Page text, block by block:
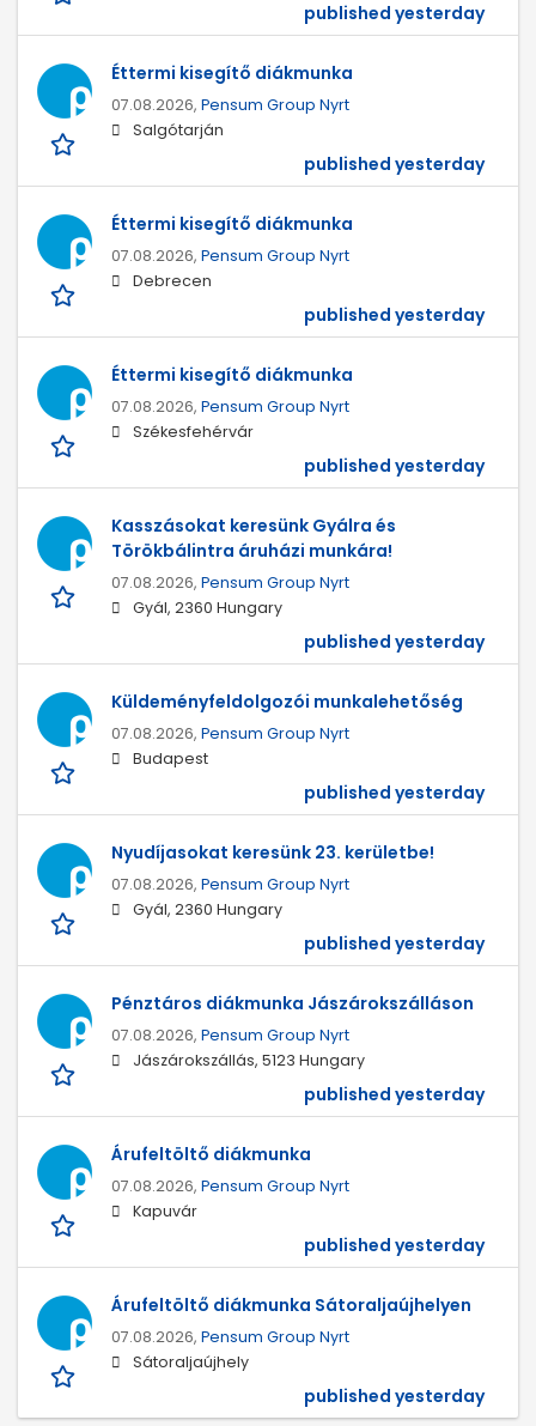
published yesterday
Éttermi kisegítő diákmunka
07.08.2026, Pensum Group Nyrt
Salgótarján
published yesterday
Éttermi kisegítő diákmunka
07.08.2026, Pensum Group Nyrt
Debrecen
published yesterday
Éttermi kisegítő diákmunka
07.08.2026, Pensum Group Nyrt
Székesfehérvár
published yesterday
Kasszásokat keresünk Gyálra és
Törökbálintra áruházi munkára!
07.08.2026, Pensum Group Nyrt
Gyál, 2360 Hungary
published yesterday
Küldeményfeldolgozói munkalehetőség
07.08.2026, Pensum Group Nyrt
Budapest
published yesterday
Nyudíjasokat keresünk 23. kerületbe!
07.08.2026, Pensum Group Nyrt
Gyál, 2360 Hungary
published yesterday
Pénztáros diákmunka Jászárokszálláson
07.08.2026, Pensum Group Nyrt
Jászárokszállás, 5123 Hungary
published yesterday
Árufeltöltő diákmunka
07.08.2026, Pensum Group Nyrt
Kapuvár
published yesterday
Árufeltöltő diákmunka Sátoraljaújhelyen
07.08.2026, Pensum Group Nyrt
Sátoraljaújhely
published yesterday